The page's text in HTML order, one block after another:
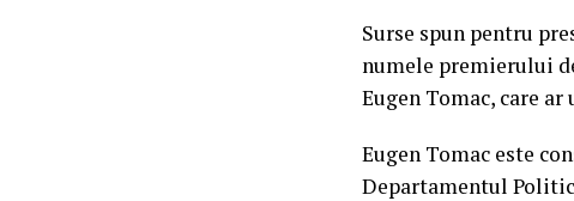
Surse spun pentru
numele premierului
Eugen Tomac, care
Eugen Tomac este
Departamentul